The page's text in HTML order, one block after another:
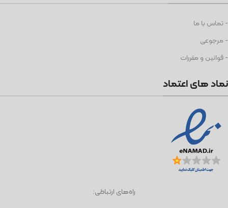
- تماس با ما
- مرجوعی
- قوانین و مقررات
نماد های اعتماد
راه‌های ارتباطی: